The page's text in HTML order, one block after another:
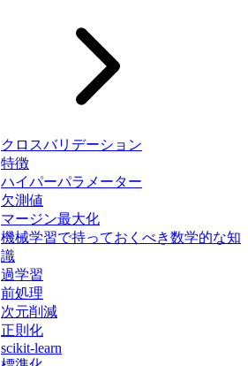
クロスバリデーション
特徴
ハイパーパラメーター
欠測値
マージン最大化
機械学習で持っておくべき数学的な知
識
過学習
前処理
次元削減
正則化
scikit-learn